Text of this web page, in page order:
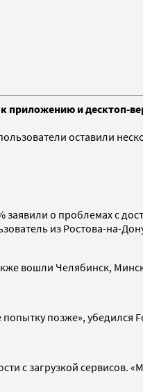
приложению и десктоп-
оставили
о проблемах с
из Ростова-на-
вошли Челябинск,
позже», убедился
с загрузкой сервисов.